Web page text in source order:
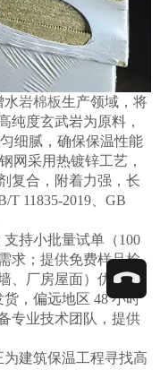
水岩棉板生产领域，将
纯度玄武岩为原料，
细腻，确保保温性能
网采用热镀锌工艺，
复合，附着力强，长
11835-2019、GB
持小批量试单（100
求；提供免费样品检
、厂房屋面）优化产
，偏远地区 48 小时
专业技术团队，提供
建筑保温工程寻找高